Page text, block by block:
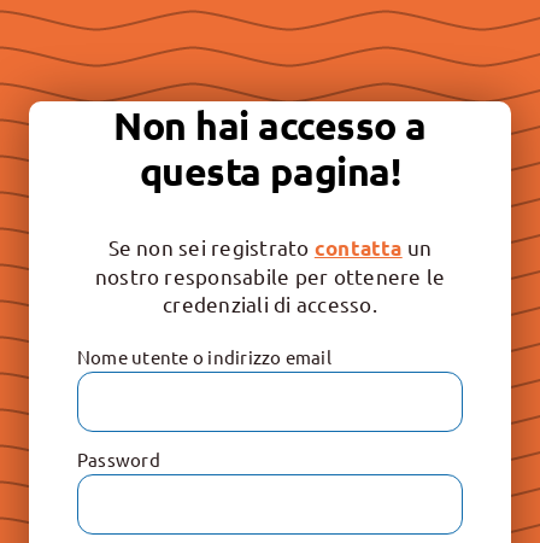
Non hai accesso a
questa pagina!
Se non sei registrato contatta un
nostro responsabile per ottenere le
credenziali di accesso.
Nome utente o indirizzo email
Password
Essere “buona stampa” per
continuare a promuovere la
libertà e il rispetto dei valori
irrinunciabili: Vita, Famiglia e